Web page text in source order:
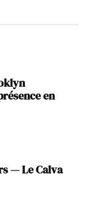
en
— Le Calva